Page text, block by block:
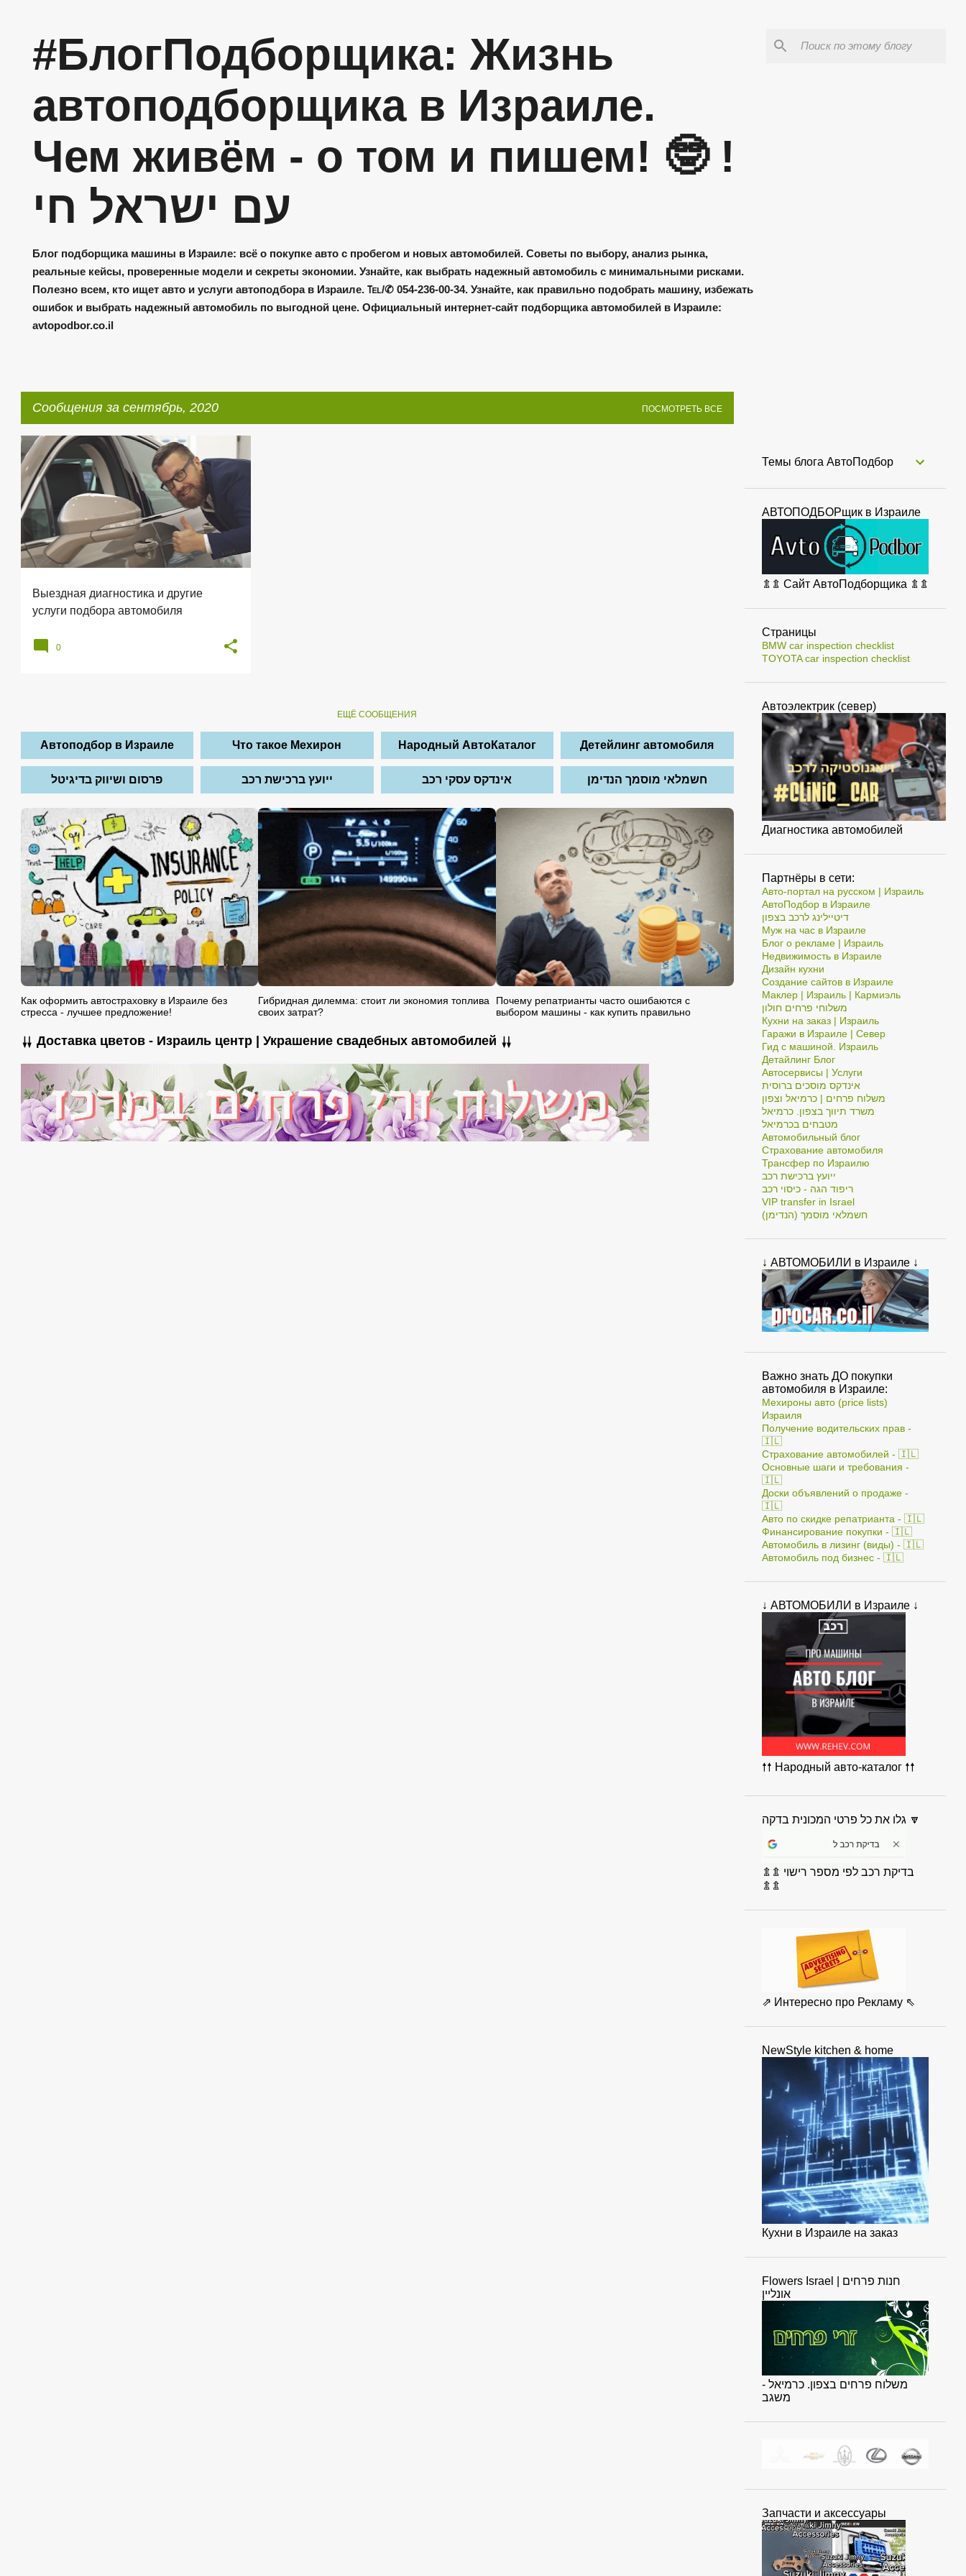
#БлогПодборщика: Жизнь
автоподборщика в Израиле.
Чем живём - о том и пишем! 🤓 !
עם ישראל חי
Блог подборщика машины в Израиле: всё о покупке авто с пробегом и новых автомобилей. Советы по выбору, анализ рынка,
реальные кейсы, проверенные модели и секреты экономии. Узнайте, как выбрать надежный автомобиль с минимальными рисками.
Полезно всем, кто ищет авто и услуги автоподбора в Израиле. ℡/✆ 054-236-00-34. Узнайте, как правильно подобрать машину, избежать
ошибок и выбрать надежный автомобиль по выгодной цене. Официальный интернет-сайт подборщика автомобилей в Израиле:
avtopodbor.co.il
Сообщения за сентябрь, 2020 ПОСМОТРЕТЬ ВСЕ
С
о
о
б
щ
е
Выездная диагностика и другие
услуги подбора автомобиля
АВТОПОДБОР В ИЗРАИЛЕ +1
0
ЕЩЁ СООБЩЕНИЯ
Автоподбор в Израиле Что такое Мехирон Народный АвтоКаталог Детейлинг автомобиля
פרסום ושיווק בדיגיטל ייועץ ברכישת רכב אינדקס עסקי רכב חשמלאי מוסמך הנדימן
Как оформить автостраховку в Израиле без
стресса - лучшее предложение!
Гибридная дилемма: стоит ли экономия топлива
своих затрат?
Почему репатрианты часто ошибаются с
выбором машины - как купить правильно
⇊ Доставка цветов - Израиль центр | Украшение свадебных автомобилей ⇊
Темы блога АвтоПодбор
АВТОПОДБОРщик в Израиле
⇭⇭ Сайт АвтоПодборщика ⇭⇭
Страницы
BMW car inspection checklist
TOYOTA car inspection checklist
Автоэлектрик (север)
Диагностика автомобилей
Партнёры в сети:
Авто-портал на русском | Израиль
АвтоПодбор в Израиле
דיטיילינג לרכב בצפון
Муж на час в Израиле
Блог о рекламе | Израиль
Недвижимость в Израиле
Дизайн кухни
Создание сайтов в Израиле
Маклер | Израиль | Кармиэль
משלוחי פרחים חולון
Кухни на заказ | Израиль
Гаражи в Израиле | Север
Гид с машиной. Израиль
Детайлинг Блог
Автосервисы | Услуги
אינדקס מוסכים ברוסית
משלוח פרחים | כרמיאל וצפון
משרד תיווך בצפון. כרמיאל
מטבחים בכרמיאל
Автомобильный блог
Страхование автомобиля
Трансфер по Израилю
ייועץ ברכישת רכב
ריפוד הגה - כיסוי רכב
VIP transfer in Israel
חשמלאי מוסמך (הנדימן)
↓ АВТОМОБИЛИ в Израиле ↓
Важно знать ДО покупки
автомобиля в Израиле:
Мехироны авто (price lists)
Израиля
Получение водительских прав -
🇮🇱
Страхование автомобилей - 🇮🇱
Основные шаги и требования -
🇮🇱
Доски объявлений о продаже -
🇮🇱
Авто по скидке репатрианта - 🇮🇱
Финансирование покупки - 🇮🇱
Автомобиль в лизинг (виды) - 🇮🇱
Автомобиль под бизнес - 🇮🇱
↓ АВТОМОБИЛИ в Израиле ↓
🠕🠕 Народный авто-каталог 🠕🠕
גלו את כל פרטי המכונית בדקה 🔽
⇭⇭ בדיקת רכב לפי מספר רישוי
⇭⇭
⇗ Интересно про Рекламу ⇖
NewStyle kitchen & home
Кухни в Израиле на заказ
Flowers Israel | חנות פרחים
אונליין
משלוח פרחים בצפון. כרמיאל -
משגב
Запчасти и аксессуары